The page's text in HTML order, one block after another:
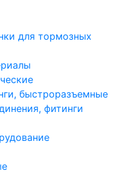
для тормозных
быстроразъемные
фитинги